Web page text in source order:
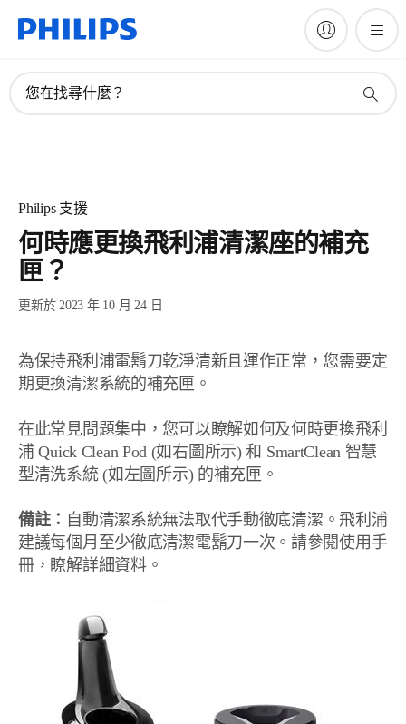
您在找尋什麼？
Philips 支援
何時應更換飛利浦清潔座的補充
匣？
更新於 2023 年 10 月 24 日
為保持飛利浦電鬍刀乾淨清新且運作正常，您需要定
期更換清潔系統的補充匣。
在此常見問題集中，您可以瞭解如何及何時更換飛利
浦 Quick Clean Pod (如右圖所示) 和 SmartClean 智慧
型清洗系統 (如左圖所示) 的補充匣。
備註： 自動清潔系統無法取代手動徹底清潔。飛利浦
建議每個月至少徹底清潔電鬍刀一次。請參閱使用手
冊，瞭解詳細資料。